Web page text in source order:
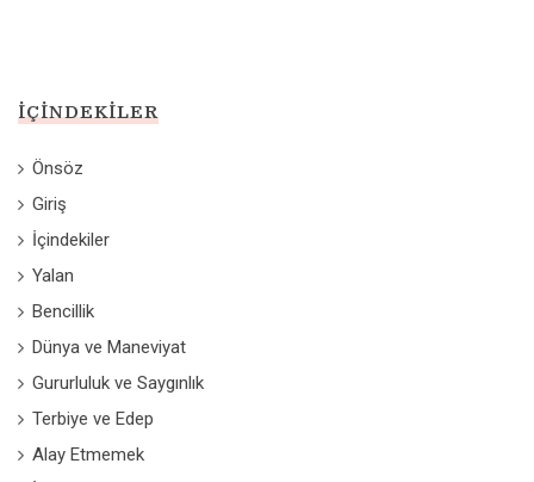
İÇINDEKILER
Önsöz
Giriş
İçindekiler
Yalan
Bencillik
Dünya ve Maneviyat
Gururluluk ve Saygınlık
Terbiye ve Edep
Alay Etmemek